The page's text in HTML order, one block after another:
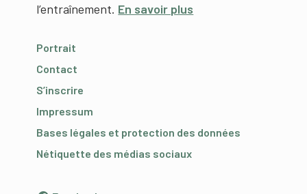
l’entraînement. En savoir plus
Portrait
Contact
S’inscrire
Impressum
Bases légales et protection des données
Nétiquette des médias sociaux